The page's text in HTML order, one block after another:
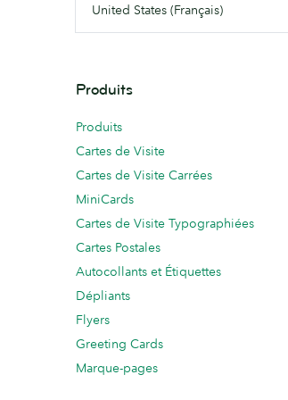
United States (Français)
Produits
Produits
Cartes de Visite
Cartes de Visite Carrées
MiniCards
Cartes de Visite Typographiées
Cartes Postales
Autocollants et Étiquettes
Dépliants
Flyers
Greeting Cards
Marque-pages